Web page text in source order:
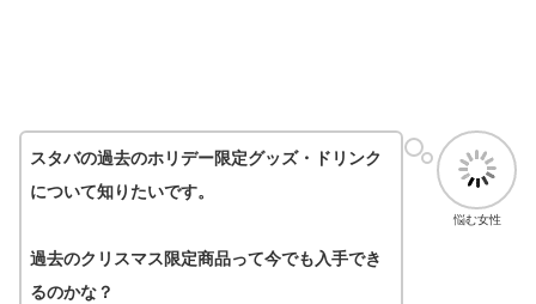
悩む女性
スタバの過去のホリデー限定グッズ・ドリンク
について知りたいです。
過去のクリスマス限定商品って今でも入手でき
るのかな？